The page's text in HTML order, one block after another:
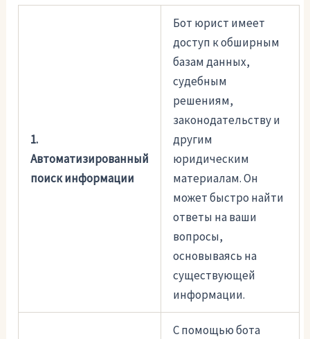
1.
Автоматизированный
поиск информации
Бот юрист имеет
доступ к обширным
базам данных,
судебным
решениям,
законодательству и
другим
юридическим
материалам. Он
может быстро найти
ответы на ваши
вопросы,
основываясь на
существующей
информации.
С помощью бота